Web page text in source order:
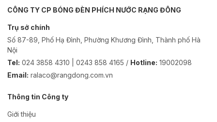
CÔNG TY CP BÓNG ĐÈN PHÍCH NƯỚC RẠNG ĐÔNG
Trụ sở chính
Số 87-89, Phố Hạ Đình, Phường Khương Đình, Thành phố Hà
Nội
Tel: 024 3858 4310 | 0243 858 4165 / Hotline: 19002098
Email: ralaco@rangdong.com.vn
Thông tin Công ty
Giới thiệu